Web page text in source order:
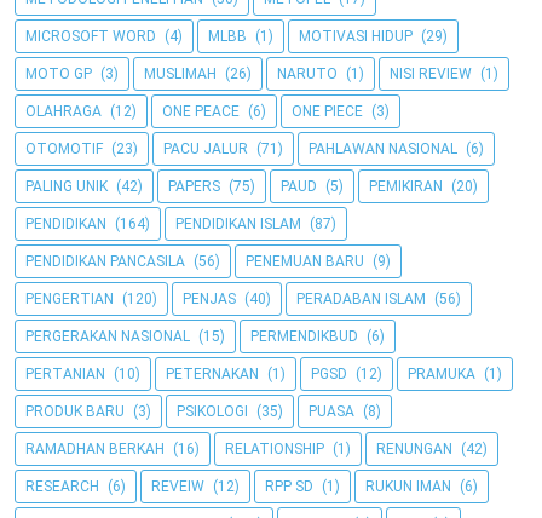
MICROSOFT WORD (4) MLBB (1) MOTIVASI HIDUP (29)
MOTO GP (3) MUSLIMAH (26) NARUTO (1) NISI REVIEW (1)
OLAHRAGA (12) ONE PEACE (6) ONE PIECE (3)
OTOMOTIF (23) PACU JALUR (71) PAHLAWAN NASIONAL (6)
PALING UNIK (42) PAPERS (75) PAUD (5) PEMIKIRAN (20)
PENDIDIKAN (164) PENDIDIKAN ISLAM (87)
PENDIDIKAN PANCASILA (56) PENEMUAN BARU (9)
PENGERTIAN (120) PENJAS (40) PERADABAN ISLAM (56)
PERGERAKAN NASIONAL (15) PERMENDIKBUD (6)
PERTANIAN (10) PETERNAKAN (1) PGSD (12) PRAMUKA (1)
PRODUK BARU (3) PSIKOLOGI (35) PUASA (8)
RAMADHAN BERKAH (16) RELATIONSHIP (1) RENUNGAN (42)
RESEARCH (6) REVEIW (12) RPP SD (1) RUKUN IMAN (6)